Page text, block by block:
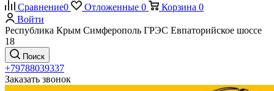
Сравнение0 Отложенные 0 Корзина 0
Войти
Республика Крым Симферополь ГРЭС Евпаторийское шоссе
18
Поиск
+79788039337
Заказать звонок